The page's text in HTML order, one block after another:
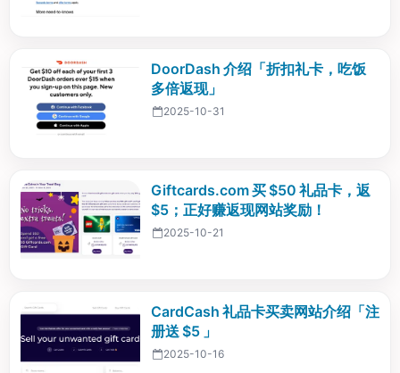
DoorDash 介绍「折扣礼卡，吃饭
多倍返现」
2025-10-31
Giftcards.com 买 $50 礼品卡，返
$5；正好赚返现网站奖励！
2025-10-21
CardCash 礼品卡买卖网站介绍「注
册送 $5 」
2025-10-16